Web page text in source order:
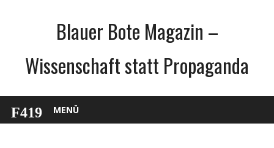
Blauer Bote Magazin –
Wissenschaft statt Propaganda
MENÜ